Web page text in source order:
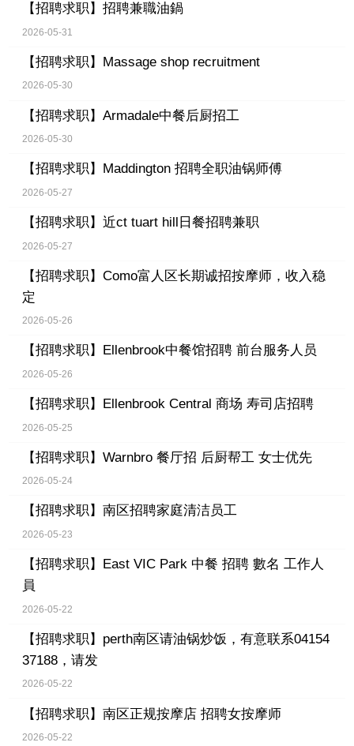
【招聘求职】 招聘兼職油鍋
2026-05-31
【招聘求职】 Massage shop recruitment
2026-05-30
【招聘求职】 Armadale中餐后厨招工
2026-05-30
【招聘求职】 Maddington 招聘全职油锅师傅
2026-05-27
【招聘求职】 近ct tuart hill日餐招聘兼职
2026-05-27
【招聘求职】 Como富人区长期诚招按摩师，收入稳
定
2026-05-26
【招聘求职】 Ellenbrook中餐馆招聘 前台服务人员
2026-05-26
【招聘求职】 Ellenbrook Central 商场 寿司店招聘
2026-05-25
【招聘求职】 Warnbro 餐厅招 后厨帮工 女士优先
2026-05-24
【招聘求职】 南区招聘家庭清洁员工
2026-05-23
【招聘求职】 East VIC Park 中餐 招聘 數名 工作人
員
2026-05-22
【招聘求职】 perth南区请油锅炒饭，有意联系04154
37188，请发
2026-05-22
【招聘求职】 南区正规按摩店 招聘女按摩师
2026-05-22